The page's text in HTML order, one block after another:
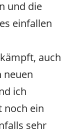
und die
einfallen
auch
neuen
ich
noch ein
sehr